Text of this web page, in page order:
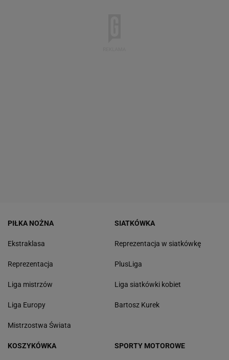
PIŁKA NOŻNA
Ekstraklasa
Reprezentacja
Liga mistrzów
Liga Europy
Mistrzostwa Świata
SIATKÓWKA
Reprezentacja w siatkówkę
PlusLiga
Liga siatkówki kobiet
Bartosz Kurek
KOSZYKÓWKA SPORTY MOTOROWE